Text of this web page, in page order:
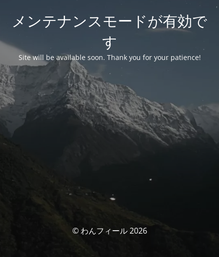
メンテナンスモードが有効で
す
Site will be available soon. Thank you for your patience!
© わんフィール 2026